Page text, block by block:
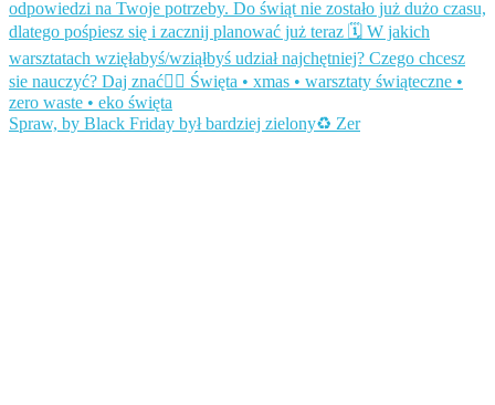
Spraw, by Black Friday był bardziej zielony♻️ Zer